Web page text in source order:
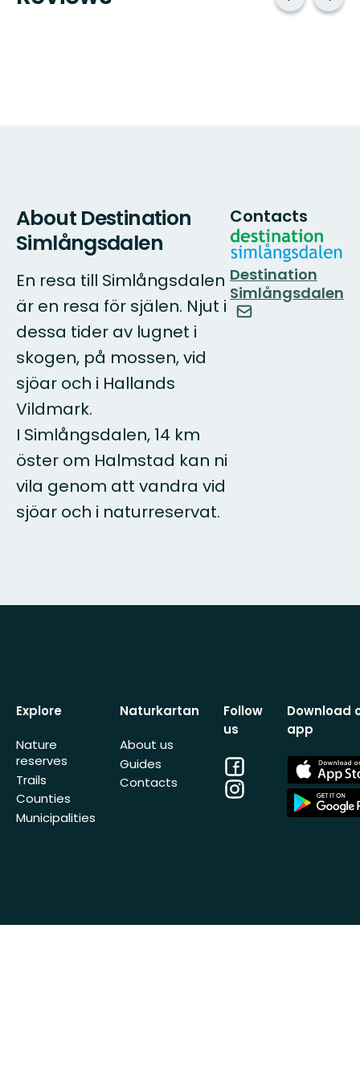
About Destination
Simlångsdalen
En resa till Simlångsdalen
är en resa för själen. Njut i
dessa tider av lugnet i
skogen, på mossen, vid
sjöar och i Hallands
Vildmark.
I Simlångsdalen, 14 km
öster om Halmstad kan ni
vila genom att vandra vid
sjöar och i naturreservat.
Contacts
Destination
Simlångsdalen
Explore
Nature
reserves
Trails
Counties
Municipalities
Naturkartan
About us
Guides
Contacts
Follow
us
Facebook
Instagram
Download
app
App
Store
App
Store